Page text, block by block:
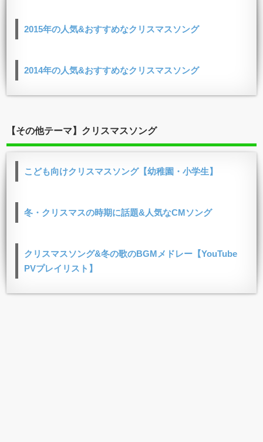
2015年の人気&おすすめなクリスマスソング
2014年の人気&おすすめなクリスマスソング
【その他テーマ】クリスマスソング
こども向けクリスマスソング【幼稚園・小学生】
冬・クリスマスの時期に話題&人気なCMソング
クリスマスソング&冬の歌のBGMメドレー【YouTube
PVプレイリスト】